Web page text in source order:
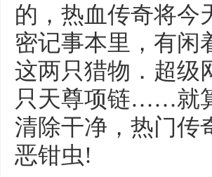
的，热血传奇将今
密记事本里，有闲
这两只猎物．超级
只天尊项链……就
清除干净，热门传
恶钳虫!